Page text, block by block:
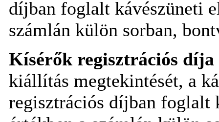
díjban foglalt kávészüneti
számlán külön sorban,
Kísérők regisztrációs
kiállítás megtekintését, a
regisztrációs díjban foglalt